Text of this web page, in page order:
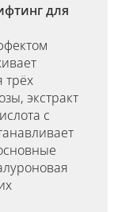
для
экстракт
с